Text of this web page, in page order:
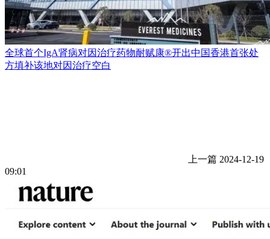
全球首个IgA肾病对因治疗药物耐赋康®开出中国香港首张处
方填补该地对因治疗空白
上一篇 2024-12-19
09:01